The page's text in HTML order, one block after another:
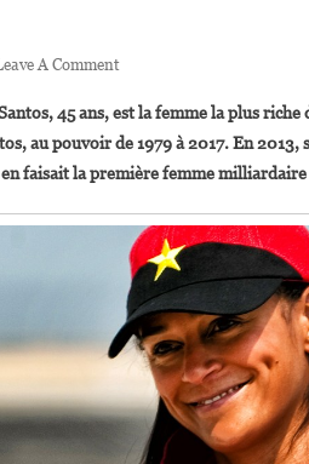
A CommentOn
Dos
Santos:
« Votre
Pari
Dans
Le
Business
C’est
Vous,
Vos
Compétences,
Votre
45 ans, est la femme la plus riche
au pouvoir de 1979 à 2017. En
faisait la première femme milliardaire